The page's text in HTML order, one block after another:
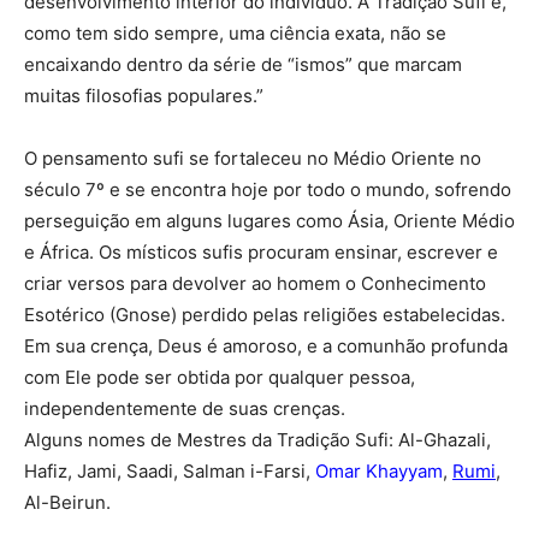
como tem sido sempre, uma ciência exata, não se
encaixando dentro da série de “ismos” que marcam
muitas filosofias populares.”
O pensamento sufi se fortaleceu no Médio Oriente no
século 7º e se encontra hoje por todo o mundo, sofrendo
perseguição em alguns lugares como Ásia, Oriente Médio
e África. Os místicos sufis procuram ensinar, escrever e
criar versos para devolver ao homem o Conhecimento
Esotérico (Gnose) perdido pelas religiões estabelecidas.
Em sua crença, Deus é amoroso, e a comunhão profunda
com Ele pode ser obtida por qualquer pessoa,
independentemente de suas crenças.
Alguns nomes de Mestres da Tradição Sufi: Al-Ghazali,
Hafiz, Jami, Saadi, Salman i-Farsi, Omar Khayyam, Rumi,
Al-Beirun.